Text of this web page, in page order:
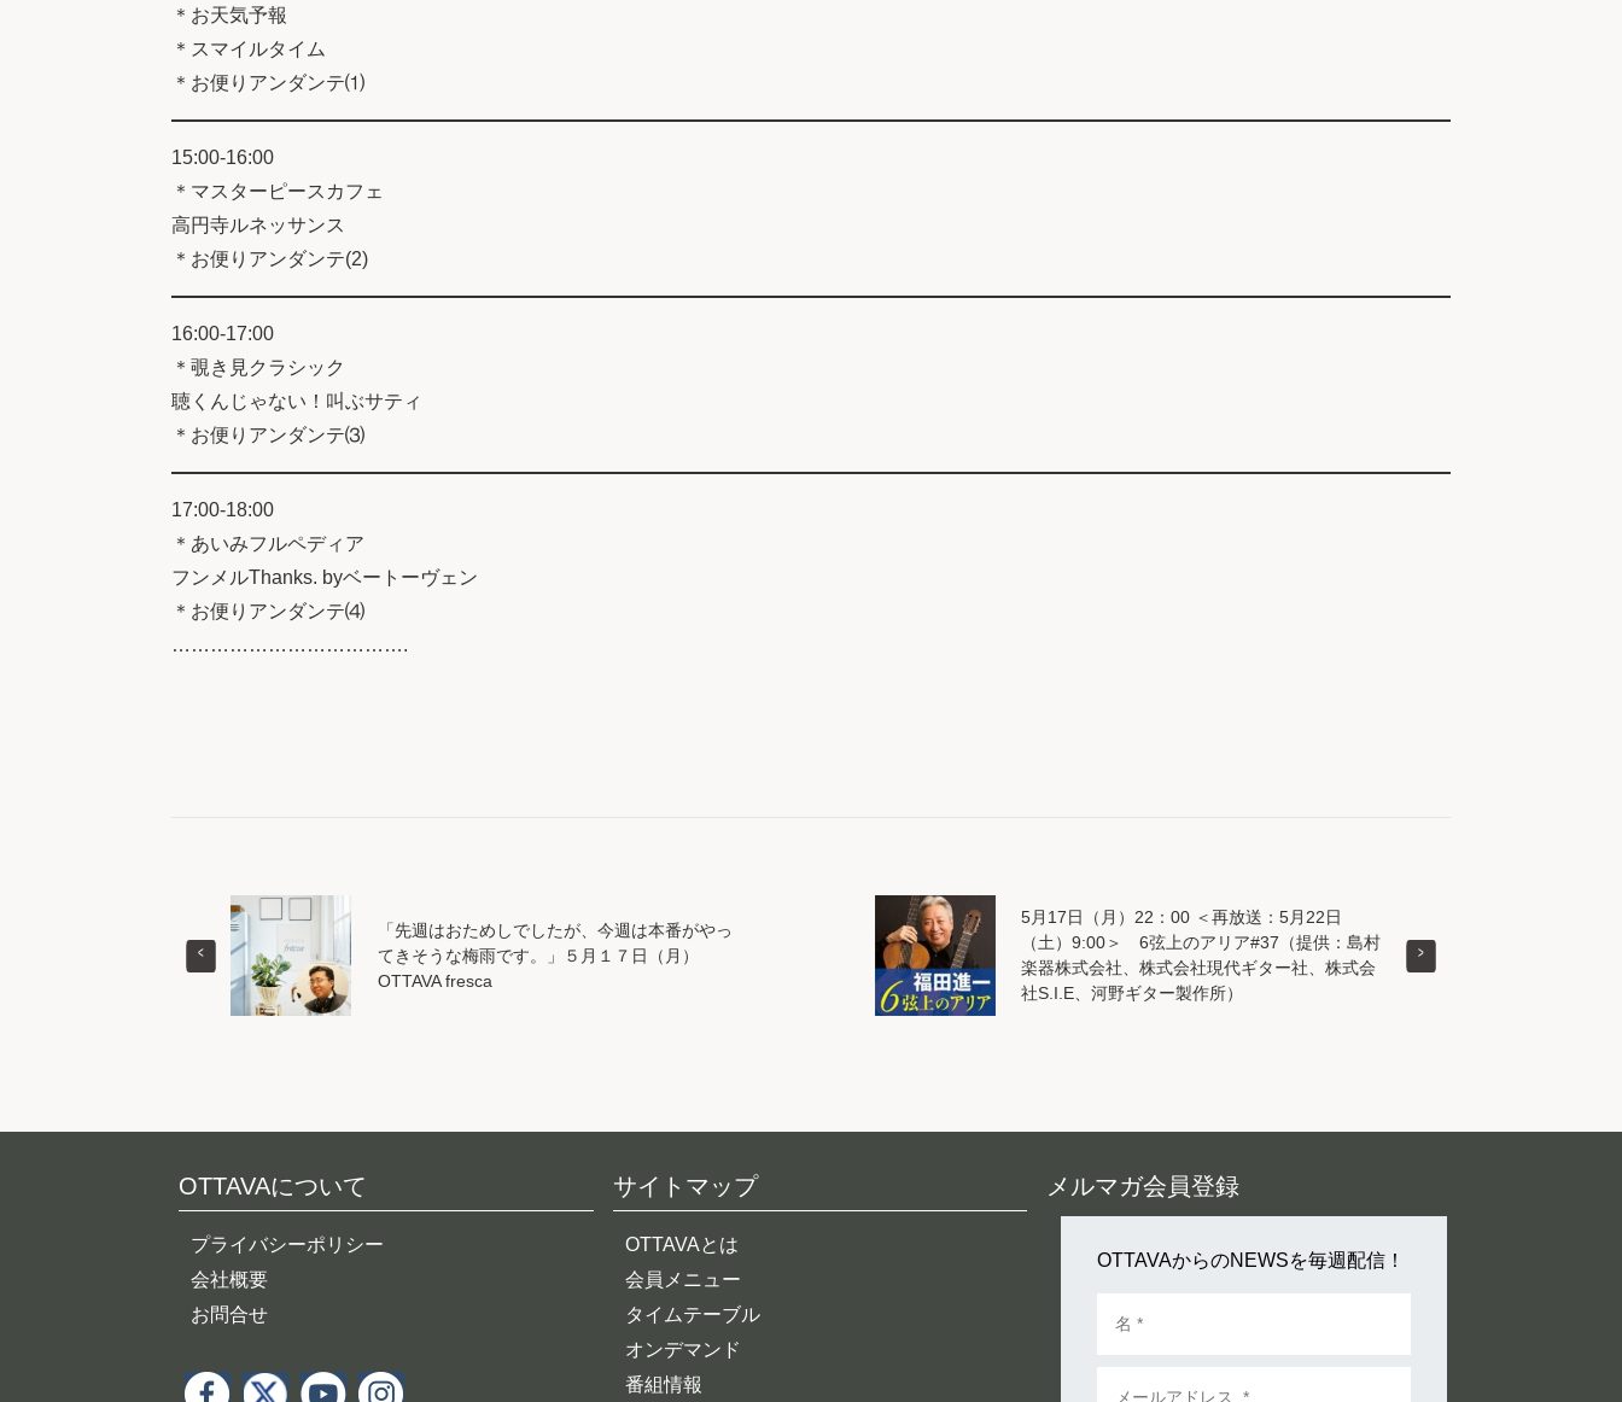
＊お天気予報
＊スマイルタイム
＊お便りアンダンテ⑴
15:00-16:00
＊マスターピースカフェ
高円寺ルネッサンス
＊お便りアンダンテ(2)
16:00-17:00
＊覗き見クラシック
聴くんじゃない！叫ぶサティ
＊お便りアンダンテ⑶
17:00-18:00
＊あいみフルペディア
フンメルThanks. byベートーヴェン
＊お便りアンダンテ⑷
……………………………….
「先週はおためしでしたが、今週は本番がやっ
てきそうな梅雨です。」５月１７日（月）
OTTAVA fresca
5月17日（月）22：00 ＜再放送：5月22日
（土）9:00＞ 6弦上のアリア#37（提供：島村
楽器株式会社、株式会社現代ギター社、株式会
社S.I.E、河野ギター製作所）
OTTAVAについて
プライバシーポリシー
会社概要
お問合せ
サイトマップ
OTTAVAとは
会員メニュー
タイムテーブル
オンデマンド
番組情報
メルマガ会員登録
OTTAVAからのNEWSを毎週配信！